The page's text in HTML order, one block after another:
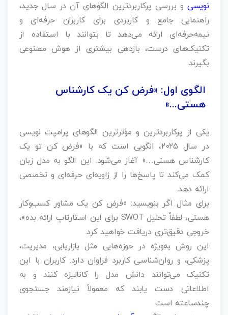
نویسیو بررسی پرکاربردترین الگوهای آن در سال جدید،
راهنمایی جامع و کاربردی برای کاربران حرفه‌ای و
نیمه‌حرفه‌ای ارائه می‌دهد تا بتوانند با استفاده از
تکنیک‌های درست، بازدهی بیشتری از هوش مصنوعی
بگیرند.
الگوی اول: «فرض کن یک کارشناس
هستی...»
یکی از پرکاربردترین و مؤثرترین الگوهای پرامپت‌ نویسی
در سال 2025، الگویی است که با «فرض کن تو یک
کارشناس هستی…» آغاز می‌شود. این الگو به مدل زبان
کمک می‌کند تا پاسخ‌ها را از زاویه‌ای حرفه‌ای و تخصصی
ارائه دهد.
برای مثال اگر بنویسید: «فرض کن یک مشاور کسب‌وکار
هستی، لطفاً تحلیل SWOT برای این استارتاپ ارائه بده»،
خروجی دقیق‌تری دریافت خواهید کرد.
این روش به‌ویژه در حوزه‌هایی مثل بازاریابی، مدیریت،
پزشکی، و روان‌شناسی کاربرد فراوان دارد. کاربران با این
تکنیک می‌توانند دانش مدل را کانالیزه کنند و به
اطلاعاتی دست یابند که معمولاً نیازمند جستجوی
چندساعته است.